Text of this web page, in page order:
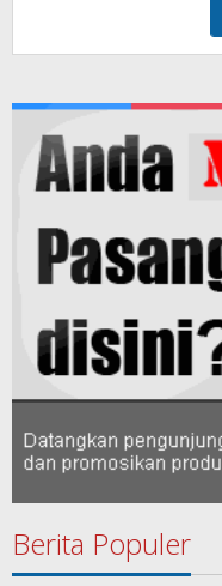
Berita Populer